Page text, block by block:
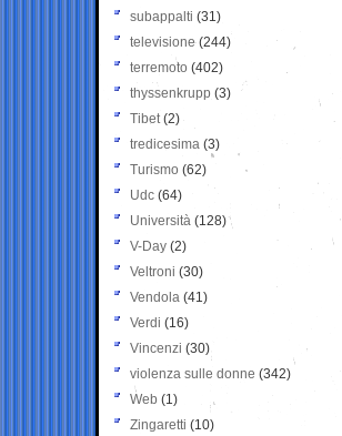
subappalti (31)
televisione(244)
terremoto (402)
thyssenkrupp (3)
Tibet(2)
tredicesima (3)
Turismo (62)
Udc (64)
Università (128)
V-Day (2)
Veltroni (30)
Vendola (41)
Verdi (16)
Vincenzi (30)
violenza sulle donne (342)
Web (1)
Zingaretti (10)